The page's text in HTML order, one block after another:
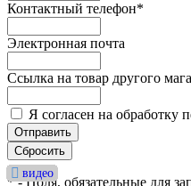
видео
видео
видео
видео
видео
видео
видео
видео
видео
видео
видео
видео
видео
видео
видео
видео
видео
видео
видео
видео
видео
видео
Контактный телефон*
Электронная почта
Ссылка на товар другого
Я согласен на обработку
*- Поля, обязательные для